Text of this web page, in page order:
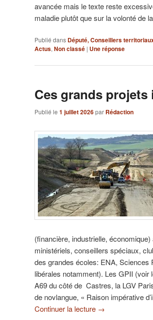
avancée mais le texte reste
maladie plutôt que sur la volonté de
Publié dans Député, Conseillers
Actus, Non classé | Uneréponse
Ces grands
Publié le 1 juillet 2026par Rédaction
(financière, industrielle,
ministériels, conseillers spéciaux,
des grandes écoles: ENA, Sciences
libérales notamment). Les GPII
A69 du côté de Castres, la LGV
de novlangue, « Raison impérative
Continuer la lecture →